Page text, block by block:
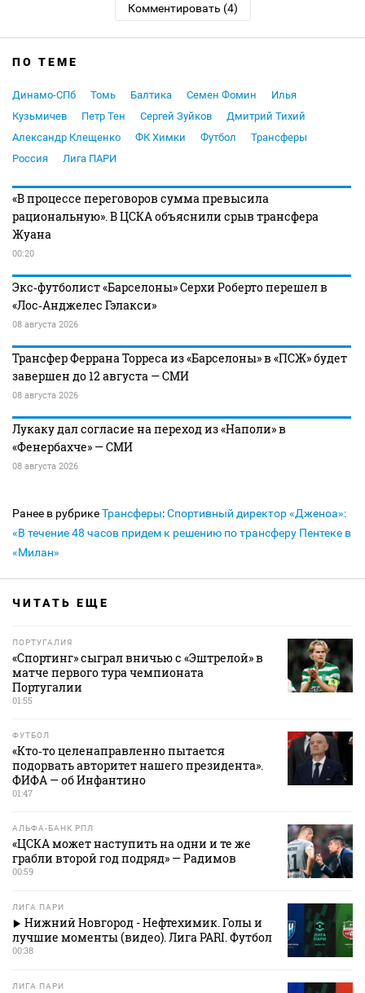
Комментировать (4)
ПО ТЕМЕ
Динамо-СПб Томь Балтика Семен Фомин
Илья
Кузьмичев
Петр Тен Сергей Зуйков
Дмитрий Тихий
Александр Клещенко
ФК Химки Футбол
Трансферы
Россия
Лига ПАРИ
«В процессе переговоров сумма превысила
рациональную». В ЦСКА объяснили срыв трансфера
Жуана
00:20
Экс‑футболист «Барселоны» Серхи Роберто перешел в
«Лос‑Анджелес Гэлакси»
08 августа 2026
Трансфер Феррана Торреса из «Барселоны» в «ПСЖ» будет
завершен до 12 августа — СМИ
08 августа 2026
Лукаку дал согласие на переход из «Наполи» в
«Фенербахче» — СМИ
08 августа 2026
Ранее в рубрикеТрансферы:Спортивный директор «Дженоа»:
«В течение 48 часов придем к решению по трансферу Пентеке в
«Милан»
ЧИТАТЬ ЕЩЕ
ПОРТУГАЛИЯ
«Спортинг» сыграл вничью с «Эштрелой» в
матче первого тура чемпионата
Португалии
01:55
ФУТБОЛ
«Кто‑то целенаправленно пытается
подорвать авторитет нашего президента».
ФИФА — об Инфантино
01:47
АЛЬФА-БАНК РПЛ
«ЦСКА может наступить на одни и те же
грабли второй год подряд» — Радимов
00:59
ЛИГА ПАРИ
Нижний Новгород - Нефтехимик. Голы и
лучшие моменты (видео). Лига PARI. Футбол
00:38
ЛИГА ПАРИ